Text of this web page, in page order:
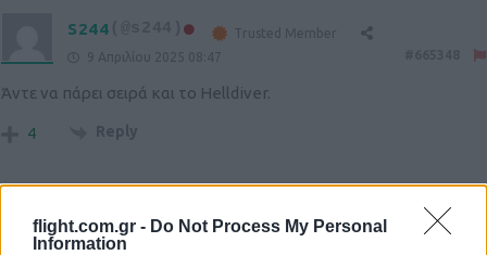
flight.com.gr - Do Not Process My Personal
Information
S244
Trusted Member
9 Απριλίου 2025 08:47
Άντε να πάρει σειρά και το Helldiver.
4 Reply
9 Απριλίου 2025 12:43
#665390